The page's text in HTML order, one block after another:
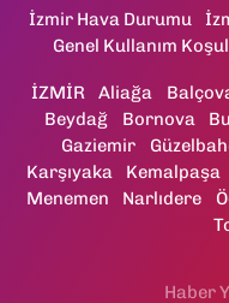
İzmir Hava Durumu
Genel Kullanım
İZMİR Aliağa
Beydağ
Bornova
Gaziemir
Karşıyaka
Kemalpaşa
Menemen
Narlıdere
Haber